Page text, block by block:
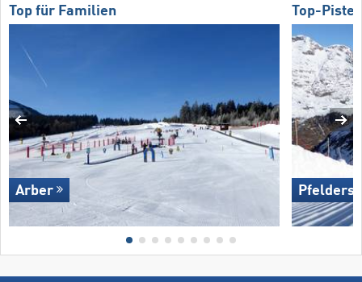
Top für Familien
Arber
Top-
Pfelders